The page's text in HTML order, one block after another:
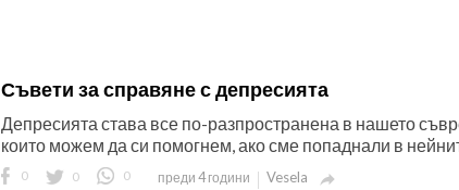
Съвети за справяне с депресията
Депресията става все по-разпространена в нашето
които можем да си помогнем, ако сме попаднали в
0 0 0 преди 4 години Vesela 